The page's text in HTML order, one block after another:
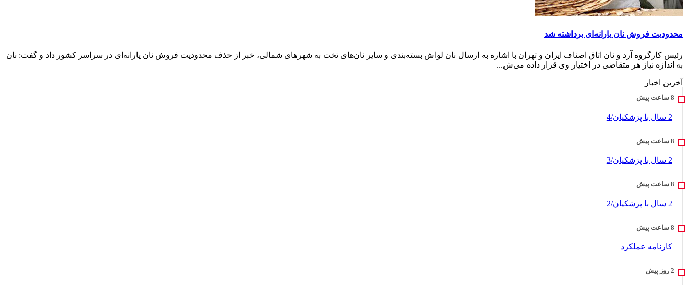
محدودیت فروش نان یارانه‌ای برداشته شد
رئیس کارگروه آرد و نان اتاق اصناف ایران و تهران با اشاره به ارسال نان لواش بسته‌بندی و سایر نان‌های تخت به شهرهای شمالی، خبر از حذف محدودیت فروش نان یارانه‌ای در سراسر کشور داد و گفت: نان
به اندازه نیاز هر متقاضی در اختیار وی قرار داده می‌ش...
آخرین اخبار
2 سال با پزشکیان/4
2 سال با پزشکیان/3
2 سال با پزشکیان/2
کارنامه عملکرد